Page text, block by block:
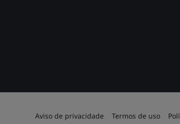
Aviso de privacidade Termos de uso